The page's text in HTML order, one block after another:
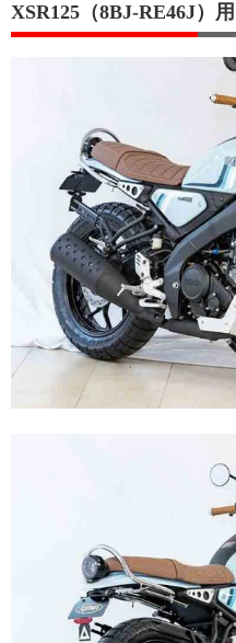
XSR125（8BJ-RE46J）